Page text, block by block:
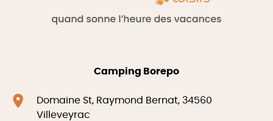
Camping Borepo
Domaine St, Raymond Bernat, 34560
Villeveyrac